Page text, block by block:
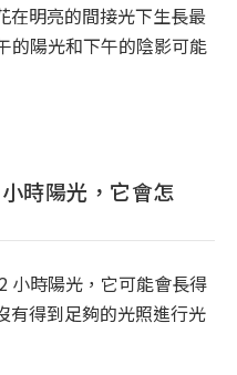
在明亮的間接光下生長最
的陽光和下午的陰影可能
時陽光，它會怎
小時陽光，它可能會長得
有得到足夠的光照進行光